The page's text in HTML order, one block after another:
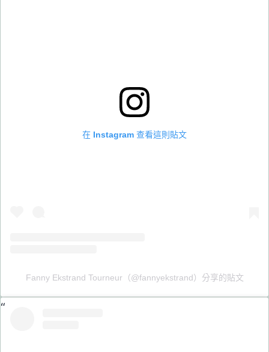
在 Instagram 查看這則貼文
Fanny Ekstrand Tourneur（@fannyekstrand）分享的貼文